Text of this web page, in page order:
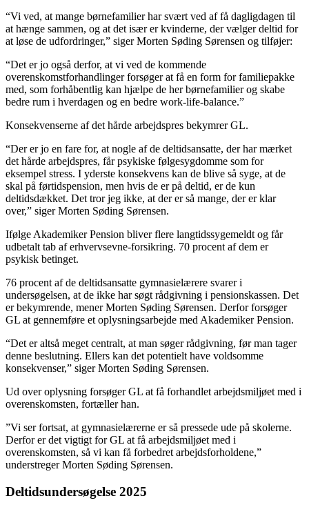
“Vi ved, at mange børnefamilier har svært ved af få dagligdagen til
at hænge sammen, og at det især er kvinderne, der vælger deltid for
at løse de udfordringer,” siger Morten Søding Sørensen og tilføjer:
“Det er jo også derfor, at vi ved de kommende
overenskomstforhandlinger forsøger at få en form for familiepakke
med, som forhåbentlig kan hjælpe de her børnefamilier og skabe
bedre rum i hverdagen og en bedre work-life-balance.”
Konsekvenserne af det hårde arbejdspres bekymrer GL.
“Der er jo en fare for, at nogle af de deltidsansatte, der har mærket
det hårde arbejdspres, får psykiske følgesygdomme som for
eksempel stress. I yderste konsekvens kan de blive så syge, at de
skal på førtidspension, men hvis de er på deltid, er de kun
deltidsdækket. Det tror jeg ikke, at der er så mange, der er klar
over,” siger Morten Søding Sørensen.
Ifølge Akademiker Pension bliver flere langtidssygemeldt og får
udbetalt tab af erhvervsevne-forsikring. 70 procent af dem er
psykisk betinget.
76 procent af de deltidsansatte gymnasielærere svarer i
undersøgelsen, at de ikke har søgt rådgivning i pensionskassen. Det
er bekymrende, mener Morten Søding Sørensen. Derfor forsøger
GL at gennemføre et oplysningsarbejde med Akademiker Pension.
“Det er altså meget centralt, at man søger rådgivning, før man tager
denne beslutning. Ellers kan det potentielt have voldsomme
konsekvenser,” siger Morten Søding Sørensen.
Ud over oplysning forsøger GL at få forhandlet arbejdsmiljøet med i
overenskomsten, fortæller han.
”Vi ser fortsat, at gymnasielærerne er så pressede ude på skolerne.
Derfor er det vigtigt for GL at få arbejdsmiljøet med i
overenskomsten, så vi kan få forbedret arbejdsforholdene,”
understreger Morten Søding Sørensen.
Deltidsundersøgelse 2025